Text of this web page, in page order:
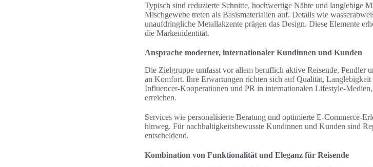
Typisch sind reduzierte Schnitte, hochwertige Nähte und langlebige
Mischgewebe treten als Basismaterialien auf. Details wie
unaufdringliche Metallakzente prägen das Design. Diese Elemente
die Markenidentität.
Ansprache moderner, internationaler Kundinnen und Kunden
Die Zielgruppe umfasst vor allem beruflich aktive Reisende, Pendler
an Komfort. Ihre Erwartungen richten sich auf Qualität,
Influencer-Kooperationen und PR in internationalen Lifestyle-
erreichen.
Services wie personalisierte Beratung und optimierte E‑Commerce-
hinweg. Für nachhaltigkeitsbewusste Kundinnen und Kunden sind
entscheidend.
Kombination von Funktionalität und Eleganz für Reisende